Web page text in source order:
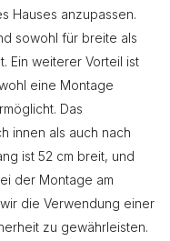
Hauses anzupassen.
sowohl für breite als
Ein weiterer Vorteil ist
eine Montage
Das
innen als auch nach
ist 52 cm breit, und
der Montage am
die Verwendung einer
zu gewährleisten.